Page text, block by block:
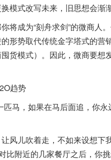
模式改写未来，旧思想会渐
成为“刻舟求剑”的微商人
形势取代传统金字塔式的
货模式）。因此，微商要
趋势
马，如果在马后面追，你永
儿吹着走，不如来设想下
比附近的几家餐厅之后，你